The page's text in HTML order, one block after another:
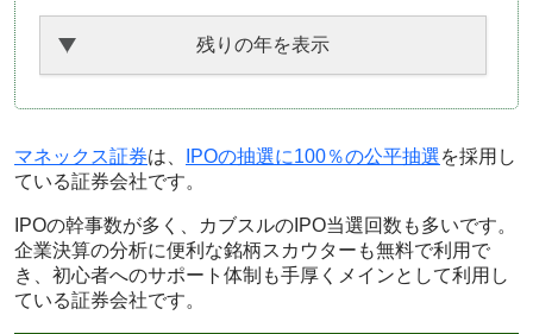
残りの年を表示
マネックス証券は、 IPOの抽選に100％の公平抽選を採用し
ている証券会社です。
IPOの幹事数が多く、カブスルのIPO当選回数も多いです。
企業決算の分析に便利な銘柄スカウターも無料で利用で
き、初心者へのサポート体制も手厚くメインとして利用し
ている証券会社です。